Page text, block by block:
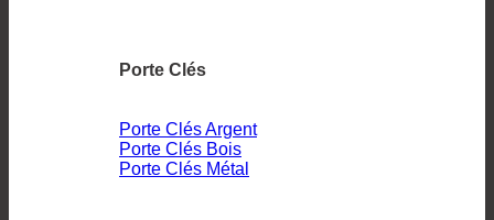
Porte Clés
Porte Clés Argent
Porte Clés Bois
Porte Clés Métal